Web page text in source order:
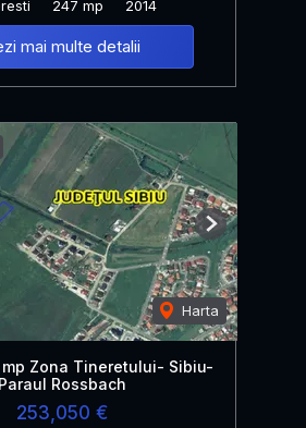
247 mp 2014
mai multe detalii
Harta
Next
mp Zona Tineretului- Sibiu-
Paraul Rossbach
253,050 €